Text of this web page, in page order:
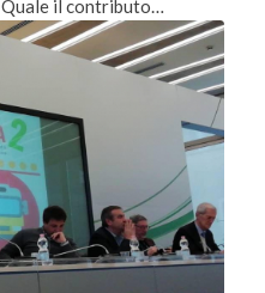
il contributo…